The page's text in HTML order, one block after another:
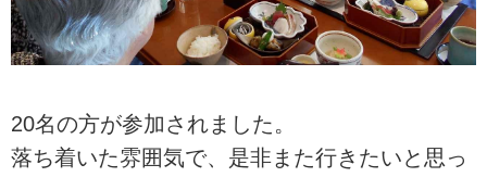
20名の方が参加されました。
落ち着いた雰囲気で、是非また行きたいと思っ